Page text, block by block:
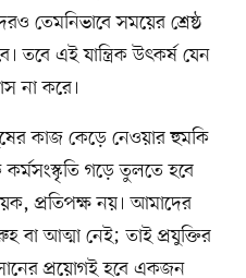
তেমনিভাবে সময়ের শ্রেষ্ঠ
তবে এই যান্ত্রিক উৎকর্ষ যেন
না করে।
কাজ কেড়ে নেওয়ার হুমকি
গড়ে তুলতে হবে
প্রতিপক্ষ নয়। আমাদের
বা আত্মা নেই; তাই প্রযুক্তির
প্রয়োগই হবে একজন